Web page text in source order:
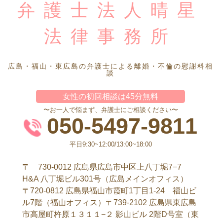
弁護士法人晴星
法律事務所
広島・福山・東広島の弁護士による離婚・不倫の慰謝料相
談
女性の初回相談は45分無料
〜お一人で悩まず、弁護士にご相談ください〜
050-5497-9811
平日9:30~12:00/13:00~18:00
〒 730-0012 広島県広島市中区上八丁堀7−7
H&A 八丁堀ビル301号（広島メインオフィス）
〒720-0812 広島県福山市霞町1丁目1-24 福山ビ
ル7階（福山オフィス）〒739-2102 広島県東広島
市高屋町杵原１３１１−２ 影山ビル 2階D号室（東